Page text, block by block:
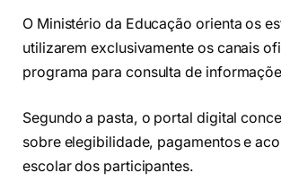
O Ministério da Educação orienta os
utilizarem exclusivamente os canais
programa para consulta de
Segundo a pasta, o portal digital
sobre elegibilidade, pagamentos e
escolar dos participantes.